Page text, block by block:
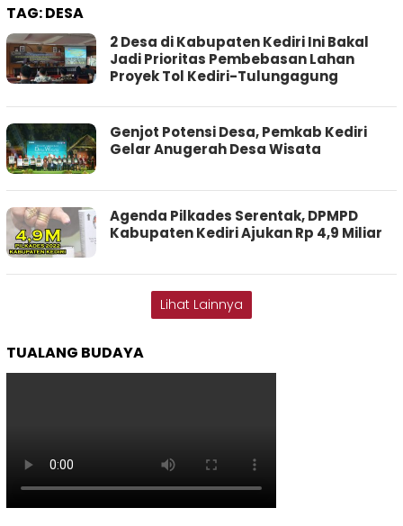
TAG:DESA
2 Desa di Kabupaten Kediri Ini Bakal
Jadi Prioritas Pembebasan Lahan
Proyek Tol Kediri-Tulungagung
Genjot Potensi Desa, Pemkab Kediri
Gelar Anugerah Desa Wisata
Agenda Pilkades Serentak, DPMPD
Kabupaten Kediri Ajukan Rp 4,9 Miliar
Lihat Lainnya
TUALANG BUDAYA